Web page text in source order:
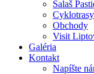
Salaš
Obchody
Visit
Galéria
Kontakt
Napíšte